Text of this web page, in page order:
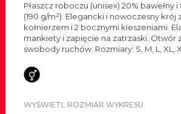
Płaszcz roboczu (unisex) 20% bawełny
(190 g/m²). Elegancki i nowoczesny krój
kołnierzem i 2 bocznymi kieszeniami.
mankiety i zapięcie na zatrzaski. Otwór
swobody ruchów. Rozmiary: S, M, L, XL,
WYŚWIETL ROZMIAR WYKRESU